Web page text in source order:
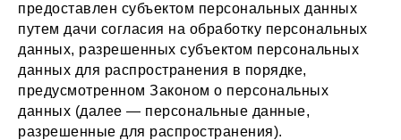
предоставлен субъектом персональных данных
путем дачи согласия на обработку персональных
данных, разрешенных субъектом персональных
данных для распространения в порядке,
предусмотренном Законом о персональных
данных (далее — персональные данные,
разрешенные для распространения).